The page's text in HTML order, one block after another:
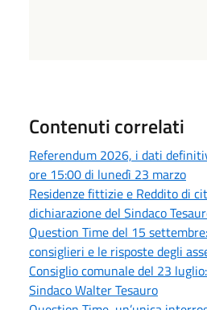
Contenuti correlati
Referendum 2026, i dati
ore 15:00 di lunedì 23 marzo
Residenze fittizie e Reddito di
dichiarazione del Sindaco
Question Time del 15
consiglieri e le risposte degli
Consiglio comunale del 23
Sindaco Walter Tesauro